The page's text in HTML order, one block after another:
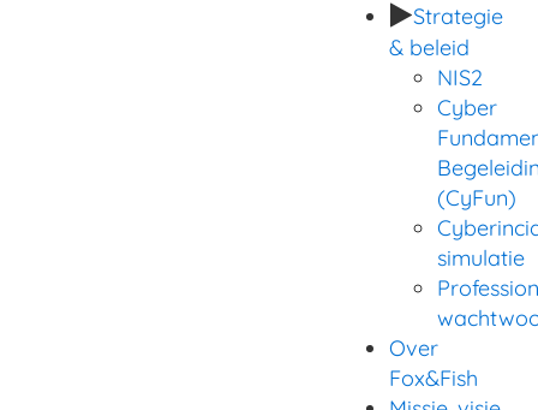
Strategie
& beleid
NIS2
Cyber
(CyFun)
simulatie
Over
Fox&Fish